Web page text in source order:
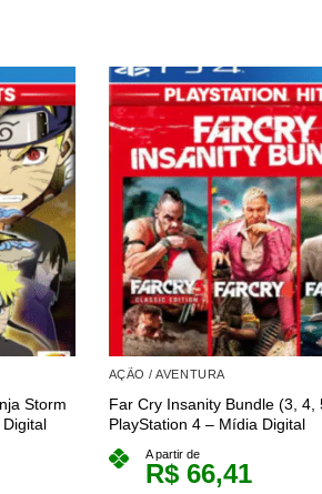
Storm
AÇÃO / AVENTURA
Far Cry Insanity Bundle (3, 4,
PlayStation 4 – Mídia Digital
A partir de
R$66,41